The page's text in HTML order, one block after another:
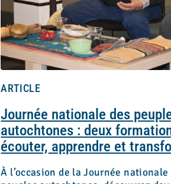
ARTICLE
Journée nationale des
autochtones : deux
écouter, apprendre et
À l’occasion de la Journée nationale